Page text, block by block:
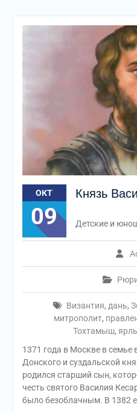
ОКТ
09
Князь
Византия,дань,
митрополит,
Тохтамыш,
Детские и
1371 года в Москве в семье
Донского и суздальской
родился старший сын,
честь святого Василия
было безоблачным. В 1382